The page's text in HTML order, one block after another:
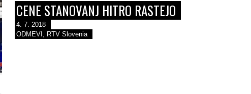
​CENE STANOVANJ HITRO RASTEJO
4. 7. 2018
ODMEVI, RTV Slovenia